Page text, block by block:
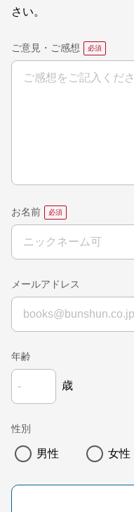
さい。
ご意見・ご感想
お名前
メールアドレス
年齢
歳
性別
男性 女性